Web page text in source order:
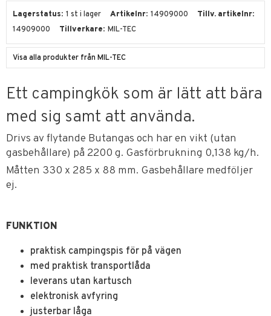
Lagerstatus 1 st i lager Artikelnr 14909000
Tillv. artikelnr
14909000
Tillverkare MIL-TEC
Visa alla produkter från MIL-TEC
Ett campingkök som är lätt att bära
med sig samt att använda.
Drivs av flytande Butangas och har en vikt (utan
gasbehållare) på 2200 g. Gasförbrukning 0,138 kg/h.
Måtten 330 x 285 x 88 mm. Gasbehållare medföljer
ej.
FUNKTION
praktisk campingspis för på vägen
med praktisk transportlåda
leverans utan kartusch
elektronisk avfyring
justerbar låga